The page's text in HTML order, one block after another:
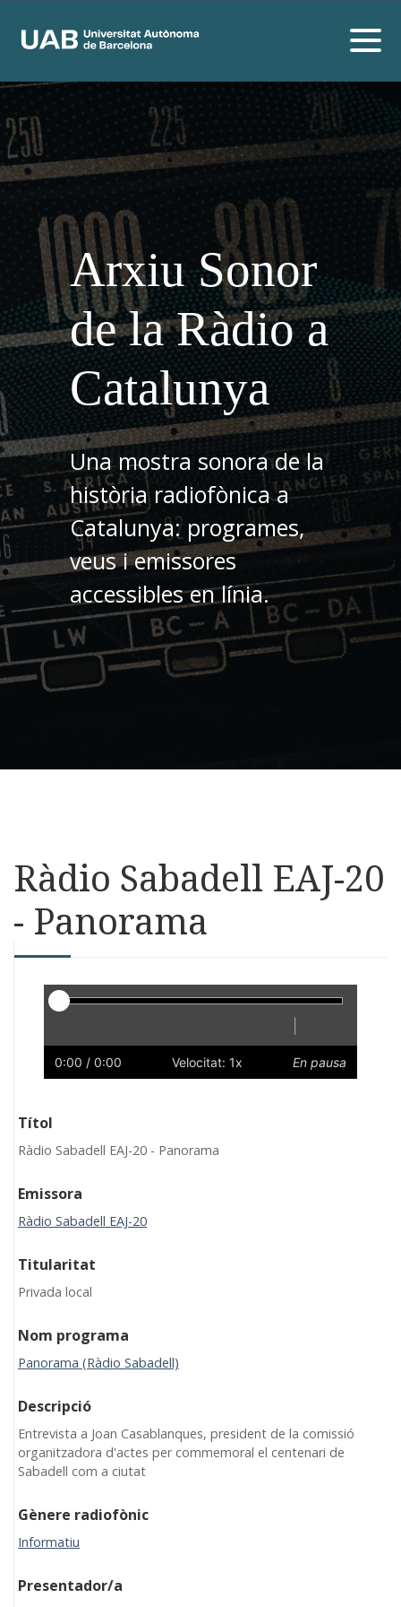
Arxiu Sonor
de la Ràdio a
Catalunya
Una mostra sonora de la
història radiofònica a
Catalunya: programes,
veus i emissores
accessibles en línia.
Ràdio Sabadell EAJ-20
- Panorama
Reproductor
Lent
0:00 / 0:00 Velocitat: 1x En pausa
Títol
Ràdio Sabadell EAJ-20 - Panorama
Emissora
Ràdio Sabadell EAJ-20
Titularitat
Privada local
Nom programa
Panorama (Ràdio Sabadell)
Descripció
Entrevista a Joan Casablanques, president de la comissió
organitzadora d'actes per commemoral el centenari de
Sabadell com a ciutat
Gènere radiofònic
Informatiu
Presentador/a